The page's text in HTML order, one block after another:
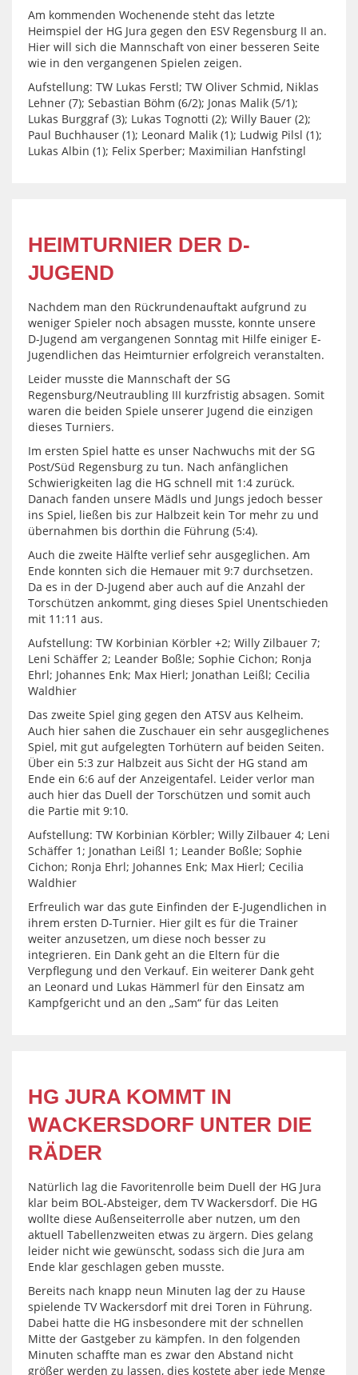
Am kommenden Wochenende steht das letzte
Heimspiel der HG Jura gegen den ESV Regensburg II an.
Hier will sich die Mannschaft von einer besseren Seite
wie in den vergangenen Spielen zeigen.
Aufstellung: TW Lukas Ferstl; TW Oliver Schmid, Niklas
Lehner (7); Sebastian Böhm (6/2); Jonas Malik (5/1);
Lukas Burggraf (3); Lukas Tognotti (2); Willy Bauer (2);
Paul Buchhauser (1); Leonard Malik (1); Ludwig Pilsl (1);
Lukas Albin (1); Felix Sperber; Maximilian Hanfstingl
HEIMTURNIER DER D-
JUGEND
Nachdem man den Rückrundenauftakt aufgrund zu
weniger Spieler noch absagen musste, konnte unsere
D-Jugend am vergangenen Sonntag mit Hilfe einiger E-
Jugendlichen das Heimturnier erfolgreich veranstalten.
Leider musste die Mannschaft der SG
Regensburg/Neutraubling III kurzfristig absagen. Somit
waren die beiden Spiele unserer Jugend die einzigen
dieses Turniers.
Im ersten Spiel hatte es unser Nachwuchs mit der SG
Post/Süd Regensburg zu tun. Nach anfänglichen
Schwierigkeiten lag die HG schnell mit 1:4 zurück.
Danach fanden unsere Mädls und Jungs jedoch besser
ins Spiel, ließen bis zur Halbzeit kein Tor mehr zu und
übernahmen bis dorthin die Führung (5:4).
Auch die zweite Hälfte verlief sehr ausgeglichen. Am
Ende konnten sich die Hemauer mit 9:7 durchsetzen.
Da es in der D-Jugend aber auch auf die Anzahl der
Torschützen ankommt, ging dieses Spiel Unentschieden
mit 11:11 aus.
Aufstellung: TW Korbinian Körbler +2; Willy Zilbauer 7;
Leni Schäffer 2; Leander Boßle; Sophie Cichon; Ronja
Ehrl; Johannes Enk; Max Hierl; Jonathan Leißl; Cecilia
Waldhier
Das zweite Spiel ging gegen den ATSV aus Kelheim.
Auch hier sahen die Zuschauer ein sehr ausgeglichenes
Spiel, mit gut aufgelegten Torhütern auf beiden Seiten.
Über ein 5:3 zur Halbzeit aus Sicht der HG stand am
Ende ein 6:6 auf der Anzeigentafel. Leider verlor man
auch hier das Duell der Torschützen und somit auch
die Partie mit 9:10.
Aufstellung: TW Korbinian Körbler; Willy Zilbauer 4; Leni
Schäffer 1; Jonathan Leißl 1; Leander Boßle; Sophie
Cichon; Ronja Ehrl; Johannes Enk; Max Hierl; Cecilia
Waldhier
Erfreulich war das gute Einfinden der E-Jugendlichen in
ihrem ersten D-Turnier. Hier gilt es für die Trainer
weiter anzusetzen, um diese noch besser zu
integrieren. Ein Dank geht an die Eltern für die
Verpflegung und den Verkauf. Ein weiterer Dank geht
an Leonard und Lukas Hämmerl für den Einsatz am
Kampfgericht und an den „Sam“ für das Leiten
HG JURA KOMMT IN
WACKERSDORF UNTER DIE
RÄDER
Natürlich lag die Favoritenrolle beim Duell der HG Jura
klar beim BOL-Absteiger, dem TV Wackersdorf. Die HG
wollte diese Außenseiterrolle aber nutzen, um den
aktuell Tabellenzweiten etwas zu ärgern. Dies gelang
leider nicht wie gewünscht, sodass sich die Jura am
Ende klar geschlagen geben musste.
Bereits nach knapp neun Minuten lag der zu Hause
spielende TV Wackersdorf mit drei Toren in Führung.
Dabei hatte die HG insbesondere mit der schnellen
Mitte der Gastgeber zu kämpfen. In den folgenden
Minuten schaffte man es zwar den Abstand nicht
größer werden zu lassen, dies kostete aber jede Menge